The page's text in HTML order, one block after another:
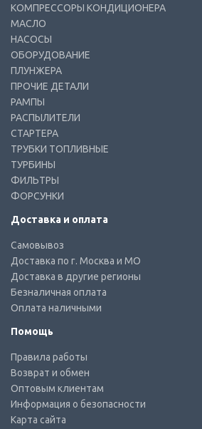
КОМПРЕССОРЫ КОНДИЦИОНЕРА
МАСЛО
НАСОСЫ
ОБОРУДОВАНИЕ
ПЛУНЖЕРА
ПРОЧИЕ ДЕТАЛИ
РАМПЫ
РАСПЫЛИТЕЛИ
СТАРТЕРА
ТРУБКИ ТОПЛИВНЫЕ
ТУРБИНЫ
ФИЛЬТРЫ
ФОРСУНКИ
Доставка и оплата
Самовывоз
Доставка по г. Москва и МО
Доставка в другие регионы
Безналичная оплата
Оплата наличными
Помощь
Правила работы
Возврат и обмен
Оптовым клиентам
Информация о безопасности
Карта сайта